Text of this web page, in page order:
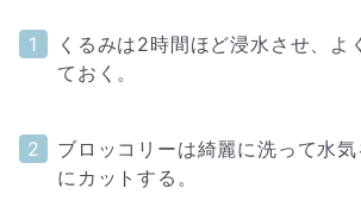
くるみは2時間ほど浸水させ、よ
ておく。
ブロッコリーは綺麗に洗って水
にカットする。